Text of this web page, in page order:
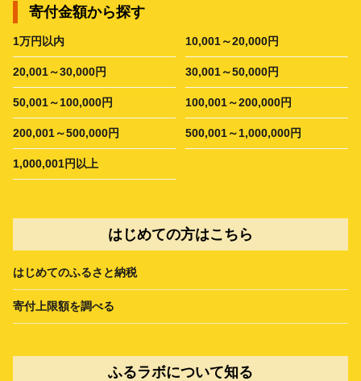
寄付金額から探す
1万円以内 10,001～20,000円
20,001～30,000円 30,001～50,000円
50,001～100,000円 100,001～200,000円
200,001～500,000円 500,001～1,000,000円
1,000,001円以上
はじめての方はこちら
はじめてのふるさと納税
寄付上限額を調べる
ふるラボについて知る